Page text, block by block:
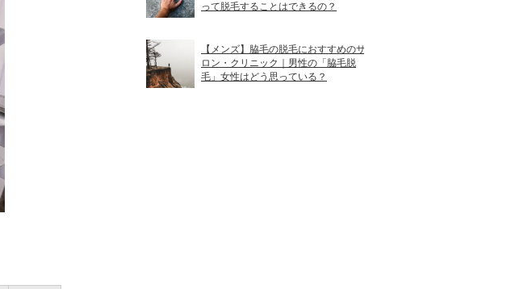
って脱毛することはできるの？
【メンズ】脇毛の脱毛におすすめのサ
ロン・クリニック｜男性の「脇毛脱
毛」女性はどう思っている？